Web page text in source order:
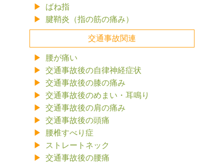
ばね指
腱鞘炎（指の筋の痛み）
交通事故関連
腰が痛い
交通事故後の自律神経症状
交通事故後の膝の痛み
交通事故後のめまい・耳鳴り
交通事故後の肩の痛み
交通事故後の頭痛
腰椎すべり症
ストレートネック
交通事故後の腰痛